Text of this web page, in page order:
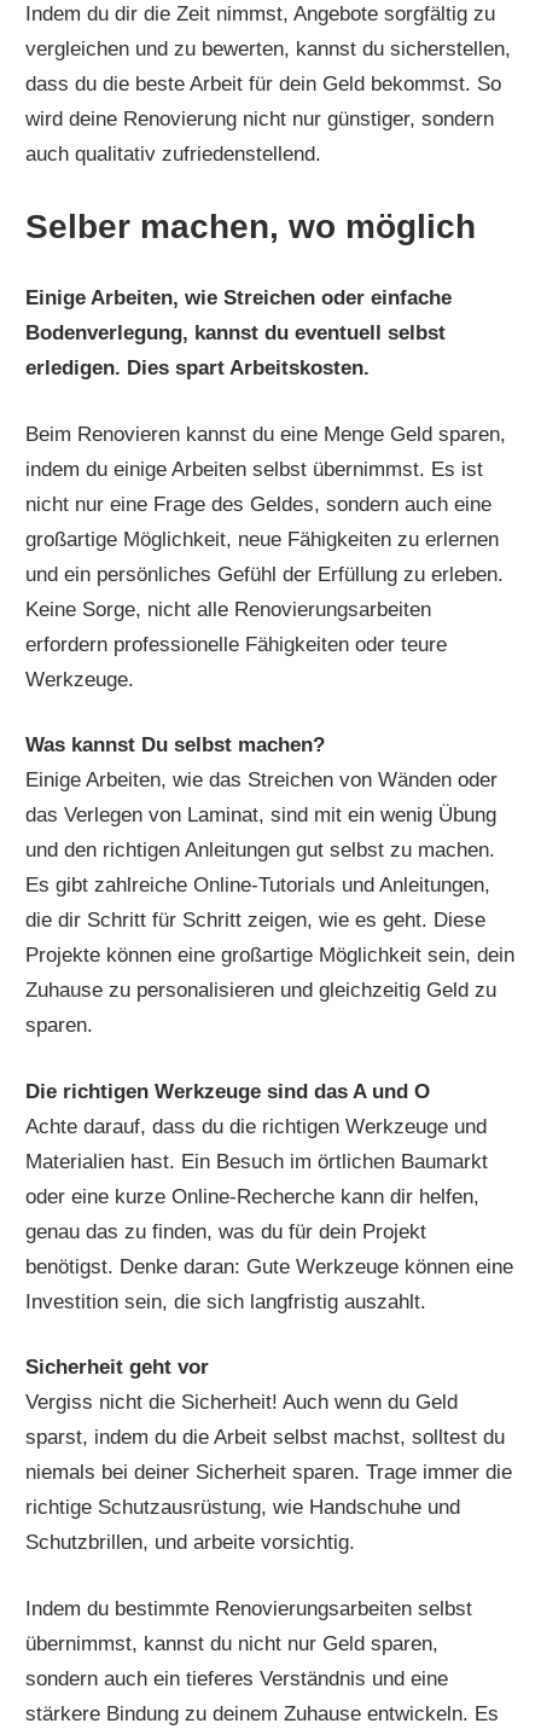
Indem du dir die Zeit nimmst, Angebote sorgfältig zu
vergleichen und zu bewerten, kannst du sicherstellen,
dass du die beste Arbeit für dein Geld bekommst. So
wird deine Renovierung nicht nur günstiger, sondern
auch qualitativ zufriedenstellend.
Selber machen, wo möglich
Einige Arbeiten, wie Streichen oder einfache
Bodenverlegung, kannst du eventuell selbst
erledigen. Dies spart Arbeitskosten.
Beim Renovieren kannst du eine Menge Geld sparen,
indem du einige Arbeiten selbst übernimmst. Es ist
nicht nur eine Frage des Geldes, sondern auch eine
großartige Möglichkeit, neue Fähigkeiten zu erlernen
und ein persönliches Gefühl der Erfüllung zu erleben.
Keine Sorge, nicht alle Renovierungsarbeiten
erfordern professionelle Fähigkeiten oder teure
Werkzeuge.
Was kannst Du selbst machen?
Einige Arbeiten, wie das Streichen von Wänden oder
das Verlegen von Laminat, sind mit ein wenig Übung
und den richtigen Anleitungen gut selbst zu machen.
Es gibt zahlreiche Online-Tutorials und Anleitungen,
die dir Schritt für Schritt zeigen, wie es geht. Diese
Projekte können eine großartige Möglichkeit sein, dein
Zuhause zu personalisieren und gleichzeitig Geld zu
sparen.
Die richtigen Werkzeuge sind das A und O
Achte darauf, dass du die richtigen Werkzeuge und
Materialien hast. Ein Besuch im örtlichen Baumarkt
oder eine kurze Online-Recherche kann dir helfen,
genau das zu finden, was du für dein Projekt
benötigst. Denke daran: Gute Werkzeuge können eine
Investition sein, die sich langfristig auszahlt.
Sicherheit geht vor
Vergiss nicht die Sicherheit! Auch wenn du Geld
sparst, indem du die Arbeit selbst machst, solltest du
niemals bei deiner Sicherheit sparen. Trage immer die
richtige Schutzausrüstung, wie Handschuhe und
Schutzbrillen, und arbeite vorsichtig.
Indem du bestimmte Renovierungsarbeiten selbst
übernimmst, kannst du nicht nur Geld sparen,
sondern auch ein tieferes Verständnis und eine
stärkere Bindung zu deinem Zuhause entwickeln. Es